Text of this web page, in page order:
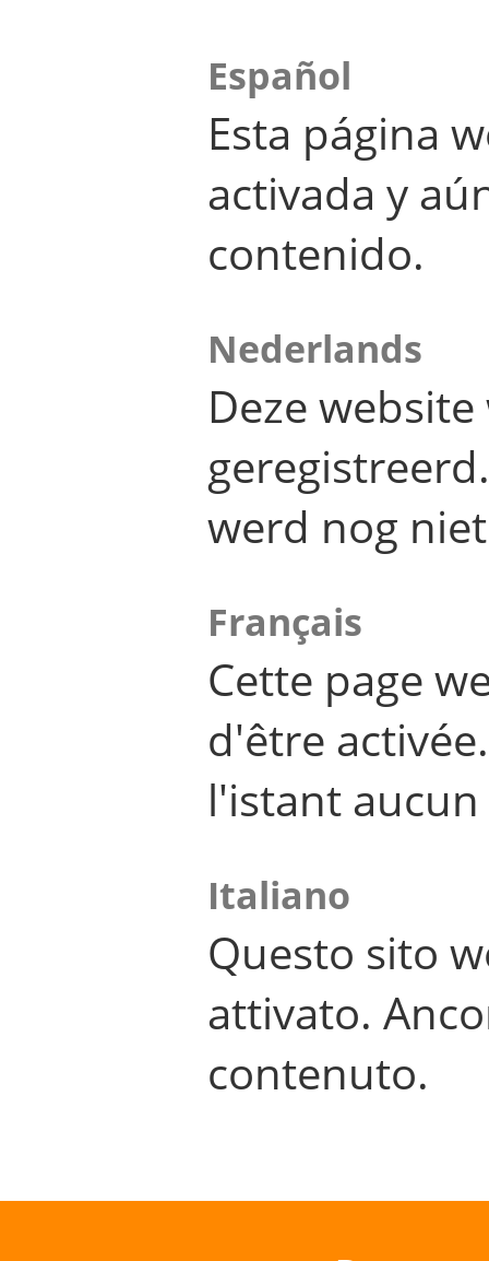
Español
Esta página
activada y
contenido.
Nederlands
Deze
werd nog
Français
Cette page
d'être
l'istant
Italiano
Questo sito
attivato.
contenuto.